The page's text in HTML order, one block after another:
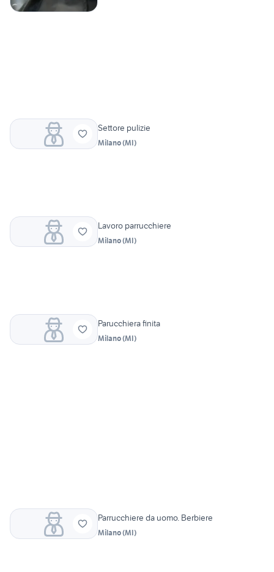
Settore pulizie
Milano(MI)
Lavoro parrucchiere
Milano(MI)
Parucchiera finita
Milano(MI)
Parrucchiere da uomo. Berbiere
Milano(MI)